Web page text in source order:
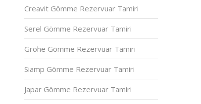
Creavit Gömme Rezervuar Tamiri
Serel Gömme Rezervuar Tamiri
Grohe Gömme Rezervuar Tamiri
Siamp Gömme Rezervuar Tamiri
Japar Gömme Rezervuar Tamiri